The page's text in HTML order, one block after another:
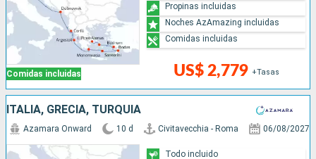
Comidas incluidas US$ 2,779 +Tasas
Propinas incluidas
Noches AzAmazing incluidas
Comidas incluidas
ITALIA, GRECIA, TURQUÍA
Azamara Onward 10 d Civitavecchia - Roma 06/08/2027
Todo incluido